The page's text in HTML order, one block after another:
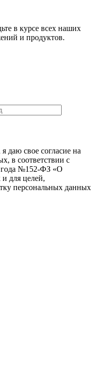
в курсе всех наших
и продуктов.
даю свое согласие на
в соответствии с
года №152-ФЗ «О
для целей,
персональных данных